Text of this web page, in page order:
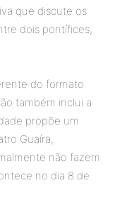
que discute os
dois pontífices,
do formato
também inclui a
propõe um
Guaíra,
não fazem
no dia 8 de